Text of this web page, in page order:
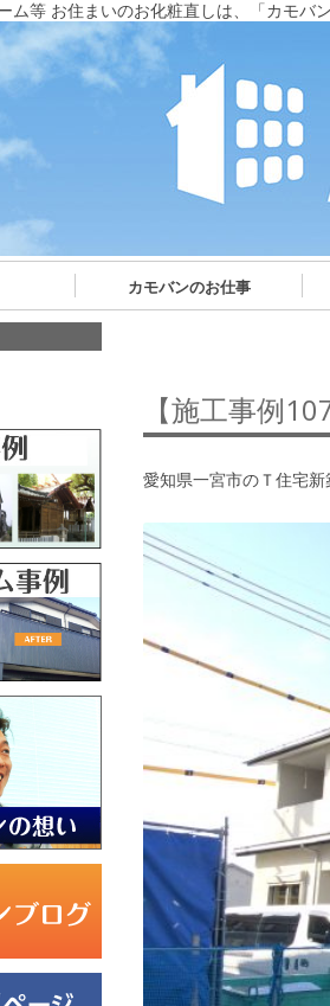
ム等 お住まいのお化粧直しは、「カモバ
カモバンのお仕事
【施工事例
愛知県一宮市のＴ住宅